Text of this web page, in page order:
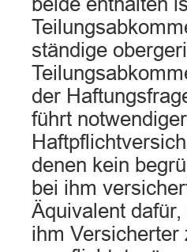
ständige
der
führt
denen kein
bei ihm
Äquivalent
ihm Versicherter